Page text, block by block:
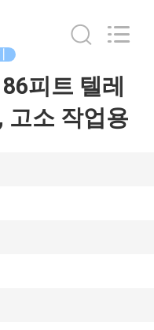
피트 텔레
고소 작업용